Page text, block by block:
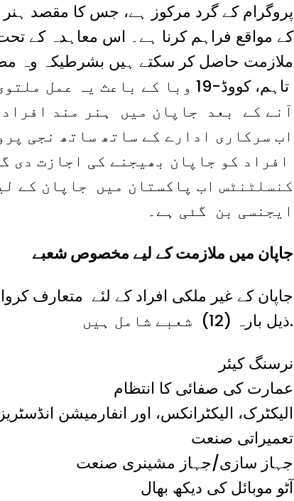
پروگرام کے گرد مرکوز ہے، جس کا مقصد ہنر
کے مواقع فراہم کرنا ہے۔ اس معاہدہ کے
ملازمت حاصل کر سکتے ہیں بشرطیکہ وہ
تاہم، کووڈ-19 وبا کے باعث یہ
آنے کے بعد جاپان میں ہنر مند
اب سرکاری ادارے کے ساتھ ساتھ نجی
افراد کو جاپان بھیجنے کی اجازت دی
کنسلٹنٹس اب پاکستان میں جاپان کے
ایجنسی بن گئی ہے۔
جاپان میں ملازمت کے لیے مخصوص شعبے
جاپان کے غیر ملکی افراد کے لئے متعارف
ذیل بارہ (12) شعبے شامل ہیں.
نرسنگ کیئر
عمارت کی صفائی کا انتظام
الیکٹرک، الیکٹرانکس، اور انفارمیشن انڈسٹریز
تعمیراتی صنعت
جہاز سازی/جہاز مشینری صنعت
آٹو موبائل کی دیکھ بھال